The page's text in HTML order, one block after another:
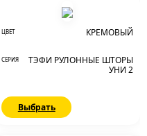
ЦВЕТ КРЕМОВЫЙ
СЕРИЯ
ТЭФИ РУЛОННЫЕ ШТОРЫ
УНИ 2
Выбрать